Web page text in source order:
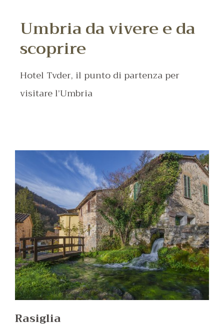
Umbria da vivere e da
scoprire
Hotel Tvder, il punto di partenza per
visitare l’Umbria
Rasiglia